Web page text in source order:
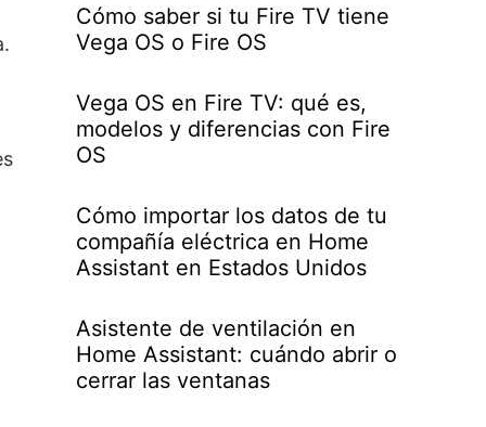
Cómo saber si tu Fire TV tiene
Vega OS o Fire OS
Vega OS en Fire TV: qué es,
modelos y diferencias con Fire
OS
Cómo importar los datos de tu
compañía eléctrica en Home
Assistant en Estados Unidos
Asistente de ventilación en
Home Assistant: cuándo abrir o
cerrar las ventanas